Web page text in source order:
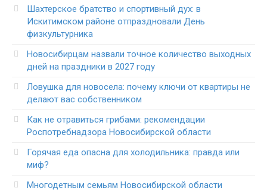
Шахтерское братство и спортивный дух: в
Искитимском районе отпраздновали День
физкультурника
Новосибирцам назвали точное количество выходных
дней на праздники в 2027 году
Ловушка для новосела: почему ключи от квартиры не
делают вас собственником
Как не отравиться грибами: рекомендации
Роспотребнадзора Новосибирской области
Горячая еда опасна для холодильника: правда или
миф?
Многодетным семьям Новосибирской области